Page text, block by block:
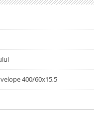
400/60x15,5